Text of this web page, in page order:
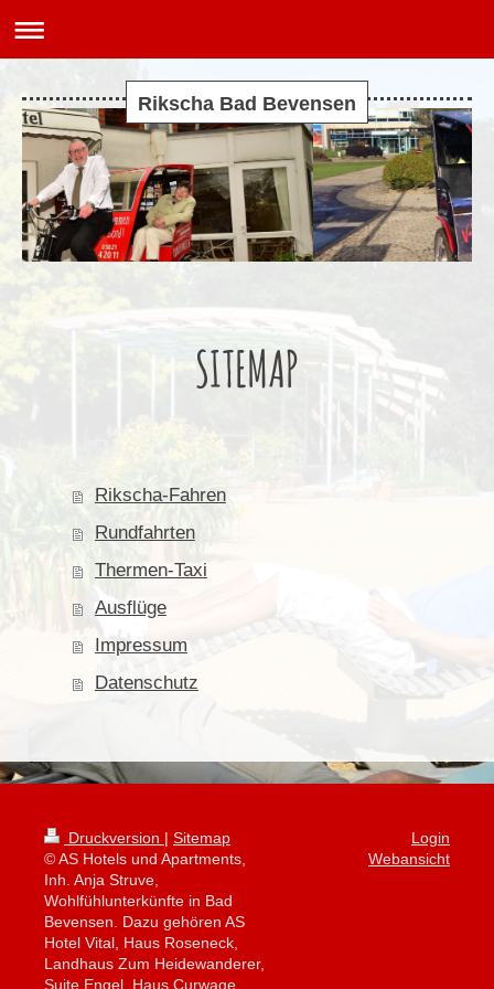
Rikscha Bad Bevensen
SITEMAP
Rikscha-Fahren
Rundfahrten
Thermen-Taxi
Ausflüge
Impressum
Datenschutz
Druckversion | Sitemap
© AS Hotels und Apartments,
Inh. Anja Struve,
Wohlfühlunterkünfte in Bad
Bevensen. Dazu gehören AS
Hotel Vital, Haus Roseneck,
Landhaus Zum Heidewanderer,
Suite Engel, Haus Curwage.
Login
Webansicht